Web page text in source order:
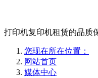
打印机复印机租赁的品质
您现在所在位置：
网站首页
媒体中心